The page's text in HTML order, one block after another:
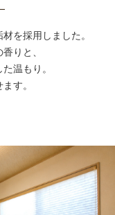
を採用しました。
りと、
温もり。
す。